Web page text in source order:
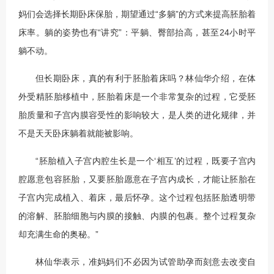
妈们会选择长期卧床保胎，期望通过“多躺”的方式来提高胚胎着
床率。躺的姿势也有“讲究”：平躺、臀部抬高，甚至24小时平
躺不动。
但长期卧床，真的有利于胚胎着床吗？林仙华介绍，在体
外受精胚胎移植中，胚胎着床是一个非常复杂的过程，它受胚
胎质量和子宫内膜容受性的影响较大，是人类的进化规律，并
不是天天卧床躺着就能被影响。
“胚胎植入子宫内腔生长是一个‘相互’的过程，既要子宫内
腔愿意包容胚胎，又要胚胎愿意在子宫内成长，才能让胚胎在
子宫内完成植入、着床，最后怀孕。这个过程包括胚胎透明带
的溶解、胚胎细胞与内膜的接触、内膜的包裹。整个过程复杂
却充满生命的奥秘。”
林仙华表示，准妈妈们不必因为试管助孕而刻意去改变自